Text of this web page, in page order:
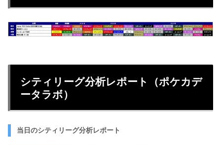
シティリーグ分析レポート（ポケカデ
ータラボ）
当日のシティリーグ分析レポート